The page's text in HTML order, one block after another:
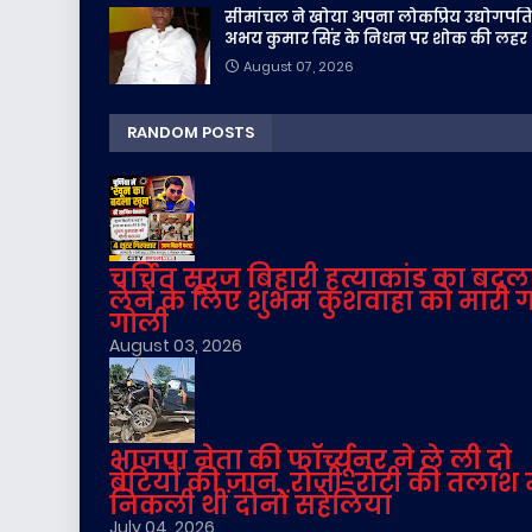
सीमांचल ने खोया अपना लोकप्रिय
अभय कुमार सिंह के निधन पर शोक की लहर
August 07, 2026
RANDOM POSTS
चर्चित सूरज बिहारी हत्याकांड का
लेने के लिए शुभम कुशवाहा को मारी
गोली
August 03, 2026
भाजपा नेता की फॉर्च्यूनर ने ले ली दो
बेटियों की जान, रोजी-रोटी की तलाश
निकली थीं दोनों सहेलियां
July 04, 2026